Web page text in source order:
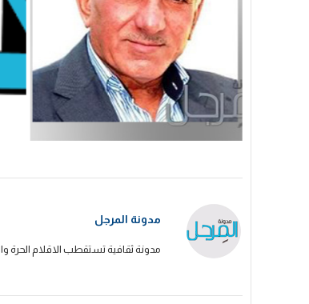
مدونة المرجل
مدونة ثقافية تستقطب الاقلام الحرة